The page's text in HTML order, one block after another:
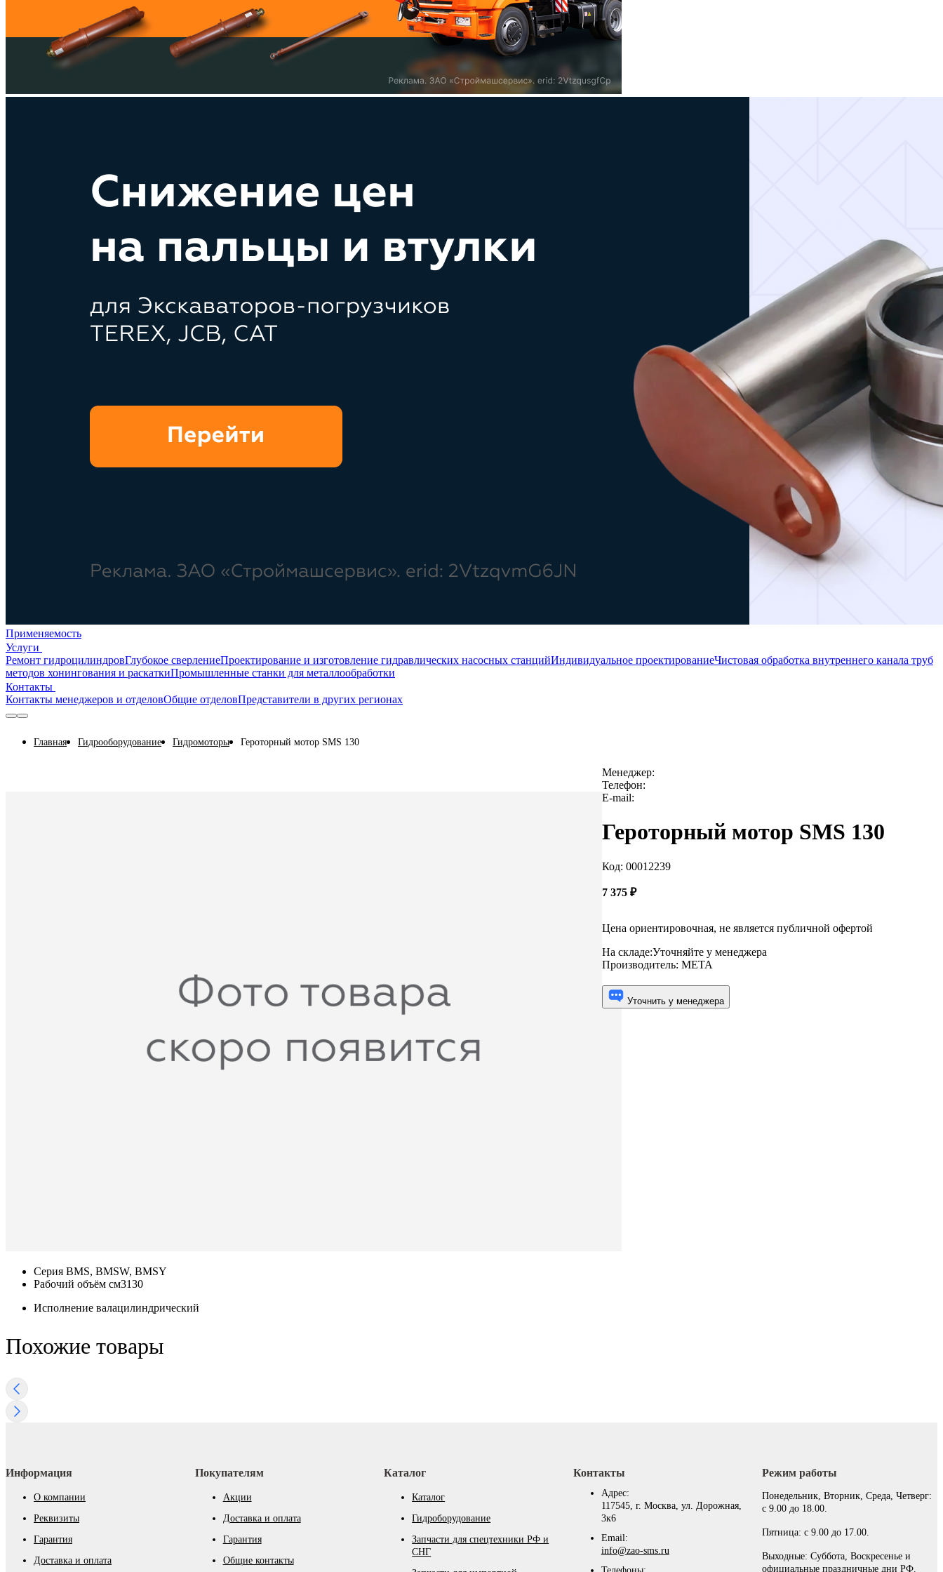
Применяемость
Услуги
Ремонт гидроцилиндровГлубокое сверлениеПроектирование и изготовление гидравлических насосных станцийИндивидуальное проектированиеЧистовая обработка внутреннего канала труб
методов хонингования и раскаткиПромышленные станки для металлообработки
Контакты
Контакты менеджеров и отделовОбщие отделовПредставители в других регионах
Главная Гидрооборудование Гидромоторы Героторный мотор SMS 130
Менеджер:
Телефон:
E-mail:
Героторный мотор SMS 130
Код: 00012239
7 375₽
Цена ориентировочная, не является публичной офертой
На складе:Уточняйте у менеджера
Производитель:META
Уточнить у менеджера
Серия BMS, BMSW, BMSY
Рабочий объём см3130
Исполнение валацилиндрический
Похожие товары
Информация
О компании
Реквизиты
Гарантия
Доставка и оплата
Покупателям
Акции
Доставка и оплата
Гарантия
Общие контакты
Каталог
Каталог
Гидроборудование
Запчасти для спецтехники РФ и
СНГ
Контакты
Адрес:
117545, г. Москва, ул. Дорожная,
3к6
Email:
info@zao-sms.ru
Режим работы
Понедельник, Вторник, Среда, Четверг:
с 9.00 до 18.00.
Пятница: с 9.00 до 17.00.
Выходные: Суббота, Воскресенье и
официальные праздничные дни РФ.